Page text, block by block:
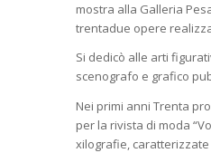
mostra alla Galleria
trentadue opere
Si dedicò alle arti
scenografo e grafico
Nei primi anni Trenta
per la rivista di moda
xilografie,